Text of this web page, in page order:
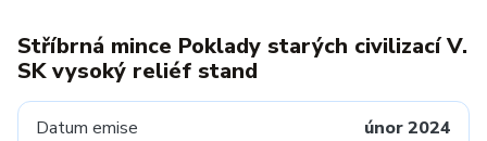
Stříbrná mince Poklady starých civilizací V.
SK vysoký reliéf stand
Datum emise únor 2024